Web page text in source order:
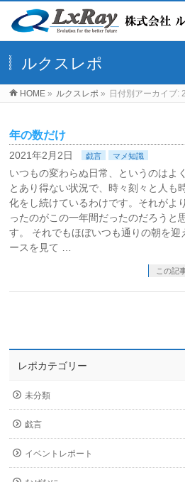
ルクスレポ
HOME » ルクスレポ » 日付別アーカイブ:
年の数だけ
2021年2月2日 戯言 マメ知識
いつもの変わらぬ日常、というのはよ
とあり得ない状況で、時々刻々と人も
化をし続けているわけです。それがよ
ったのがこの一年間だったのだろうと
す。 それでもほぼいつも通りの朝を迎
ースを見て …
この記
レポカテゴリー
未分類
戯言
イベントレポート